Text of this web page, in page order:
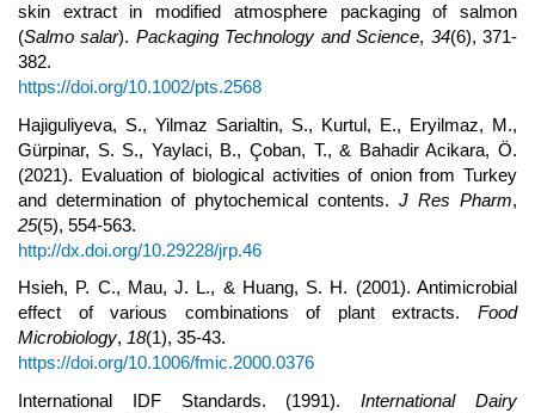
skin extract in modified atmosphere packaging of salmon
(Salmo salar). Packaging Technology and Science, 34(6), 371-
382.
https://doi.org/10.1002/pts.2568
Hajiguliyeva, S., Yilmaz Sarialtin, S., Kurtul, E., Eryilmaz, M.,
Gürpinar, S. S., Yaylaci, B., Çoban, T., & Bahadir Acikara, Ö.
(2021). Evaluation of biological activities of onion from Turkey
and determination of phytochemical contents. J Res Pharm,
25(5), 554-563.
http://dx.doi.org/10.29228/jrp.46
Hsieh, P. C., Mau, J. L., & Huang, S. H. (2001). Antimicrobial
effect of various combinations of plant extracts. Food
Microbiology, 18(1), 35-43.
https://doi.org/10.1006/fmic.2000.0376
International IDF Standards. (1991).International Dairy